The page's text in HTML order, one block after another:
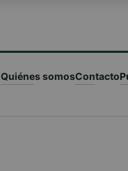
Quiénes somosContacto